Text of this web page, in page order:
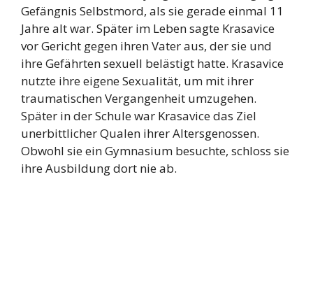
Gefängnis Selbstmord, als sie gerade einmal 11
Jahre alt war. Später im Leben sagte Krasavice
vor Gericht gegen ihren Vater aus, der sie und
ihre Gefährten sexuell belästigt hatte. Krasavice
nutzte ihre eigene Sexualität, um mit ihrer
traumatischen Vergangenheit umzugehen.
Später in der Schule war Krasavice das Ziel
unerbittlicher Qualen ihrer Altersgenossen.
Obwohl sie ein Gymnasium besuchte, schloss sie
ihre Ausbildung dort nie ab.